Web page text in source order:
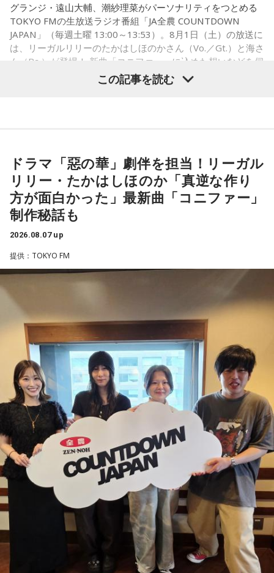
＜例＞
・家の照明、指パッチンで消してそうランキング
・コンビニで「温めますか？」とか「レジ袋はいります
か？」とか聞かれる前に全部先に言ってきそうな男ランキン
※ メールの件名は「ランキング」でお願いします。
■番組タイトル：ニッポン放送『中島健人のオールナイトニッ
ポン』
■放送日時：2026年8月14日（金） 25時～27時 （15日
（土）午前1時〜3時）
ニッポン放送をキーステーションに全国ネットで放送
■メールアドレス：
■番組公式X：@Ann_Since1967
■番組ハッシュタグ：#中島健人ANN
グランジ・遠山大輔、潮紗理菜がパーソナリティをつとめる
TOKYO FMの生放送ラジオ番組「JA全農 COUNTDOWN
JAPAN」（毎週土曜 13:00～13:53）。8月1日（土）の放送に
は、リーガルリリーのたかはしほのかさん（Vo.／Gt.）と海さ
ん（Ba.）が登場！ 新曲「コニファー」に込めた想いなどを伺
◆“真逆な作り方”で楽曲制作
リーガルリリーは高校在学時から注目を集め、国内大型ロッ
クフェスにも多数出演するだけでなく、アメリカで開催され
た世界最大級の音楽フェスティバル「SXSW（サウス・バイ・
サウスウエスト）」の出演や中国ツアーの開催など、海外で
のライブも経験。そのほか、2019年公開の映画「惡の華」で
は主題歌と劇中歌を担当し、今年4月から放送されたテレビド
ラマ版「惡の華」では、たかはしほのかさんが劇伴を担当。
そして、今秋には初のアジアツアーの開催が決定していま
す。
遠山：僕は「惡の華」が好きで、（テレビドラマ版ではW主
演の）あのちゃんと鈴木福くんがめちゃくちゃ素晴らしかっ
たですけど、そういうドラマの音楽って、どう作っていく
の？
ほのか：私も今回初めて関わらせてもらったんですけど、今
まで作ってきたライブでやる曲やバンドでやる曲の作り方と
は全然違って……ドラマの映像にいかに没頭させるかが重要と
いうか。リーガルリリーでは、音楽を聴いてほしくて作って
いるんですけれど、ドラマの音楽は、映像を観てもらわない
といけないので、逆に聴いてもらったらダメなんですよ。だ
から、音楽を通して真逆な作り方を体験できて、めちゃめち
ゃ面白かったです。
（左から）たかはしほのかさん、海さん
この記事を読む
ドラマ「惡の華」劇伴を担当！リーガル
リリー・たかはしほのか「真逆な作り
方が面白かった」最新曲「コニファー」
制作秘話も
2026.08.07 up
提供：TOKYO FM